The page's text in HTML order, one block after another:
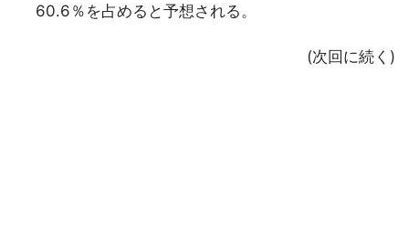
60.6％を占めると予想される。
(次回に続く)